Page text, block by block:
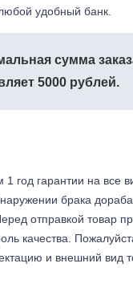
удобный банк.
сумма
5000 рублей.
год гарантии на все
брака
отправкой товар
качества.
и внешний вид